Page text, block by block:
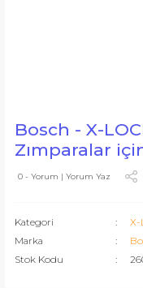
Bosch - X-
Zımparalar
0 - Yorum | Yorum Yaz
Kategori
X-
Marka
Stok Kodu